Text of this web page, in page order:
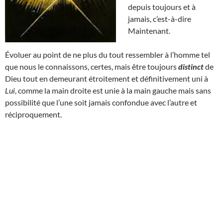
depuis toujours et à
jamais, c’est-à-dire
Maintenant.
Évoluer au point de ne plus du tout ressembler à l’homme tel
que nous le connaissons, certes, mais être toujoursdistinctde
Dieu tout en demeurant étroitement et définitivement uni à
Lui , comme la main droite est unie à la main gauche mais sans
possibilité que l’une soit jamais confondue avec l’autre et
réciproquement.